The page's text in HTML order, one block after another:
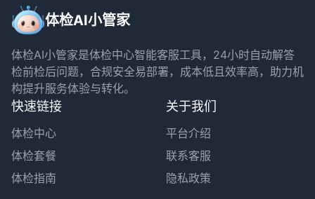
体检AI小管家
体检AI小管家是体检中心智能客服工具，24小时自动解答
检前检后问题，合规安全易部署，成本低且效率高，助力机
构提升服务体验与转化。
快速链接
体检中心
体检套餐
体检指南
关于我们
平台介绍
联系客服
隐私政策